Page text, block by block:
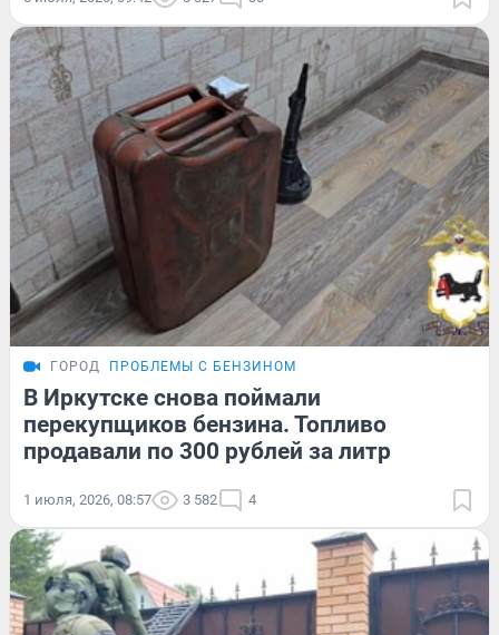
ГОРОД ПРОБЛЕМЫ С БЕНЗИНОМ
В Иркутске снова поймали
перекупщиков бензина. Топливо
продавали по 300 рублей за литр
1 июля, 2026, 08:57 3 582 4